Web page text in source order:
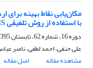
مکان‌یابی نقاط بهینه
با استفاده از روش تلفیقی GIS و مدل برنامه‌ریزی خطی
دوره 16، شماره 62، تابستان 1395، صفحه
علی حنفی، احمد لطفی، ناصر
مشاهده مقاله
اصل مقاله